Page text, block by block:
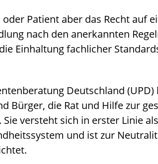
Patient aber das Recht auf
nach den anerkannten
Einhaltung fachlicher
Deutschland
Bürger, die Rat und Hilfe zur
versteht sich in erster Linie
und ist zur